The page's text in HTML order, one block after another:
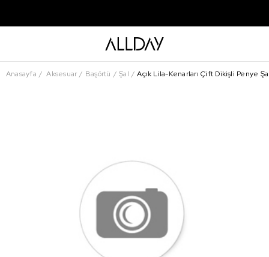
Anasayfa Aksesuar Başörtü Şal Açık Lila-Kenarları Çift Dikişli Penye